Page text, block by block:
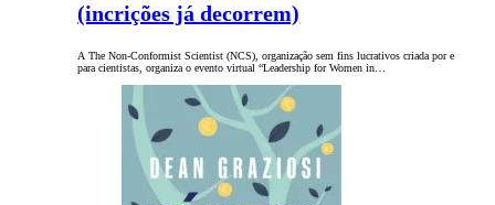
(incrições já decorrem)
A The Non-Conformist Scientist (NCS), organização sem fins lucrativos criada por e
para cientistas, organiza o evento virtual “Leadership for Women in…